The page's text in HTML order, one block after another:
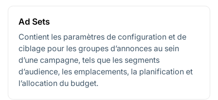
Ad Sets
Contient les paramètres de configuration et de
ciblage pour les groupes d’annonces au sein
d’une campagne, tels que les segments
d’audience, les emplacements, la planification et
l’allocation du budget.